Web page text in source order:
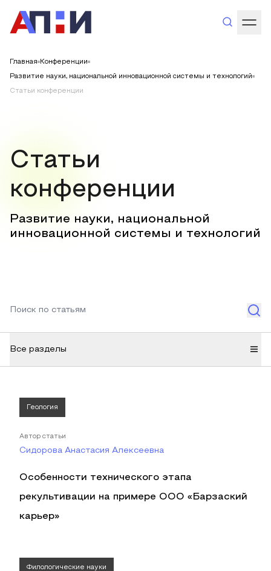
Главная Конференции
Развитие науки, национальной инновационной системы и технологий
Статьи конференции
Статьи
конференции
Развитие науки, национальной
инновационной системы и технологий
Все разделы
Геология
Автор статьи
Сидорова Анастасия Алексеевна
Особенности технического этапа
рекультивации на примере ООО «Барзаский
карьер»
Филологические науки